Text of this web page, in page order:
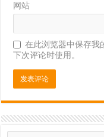
网站
在此浏览器中保存我
下次评论时使用。